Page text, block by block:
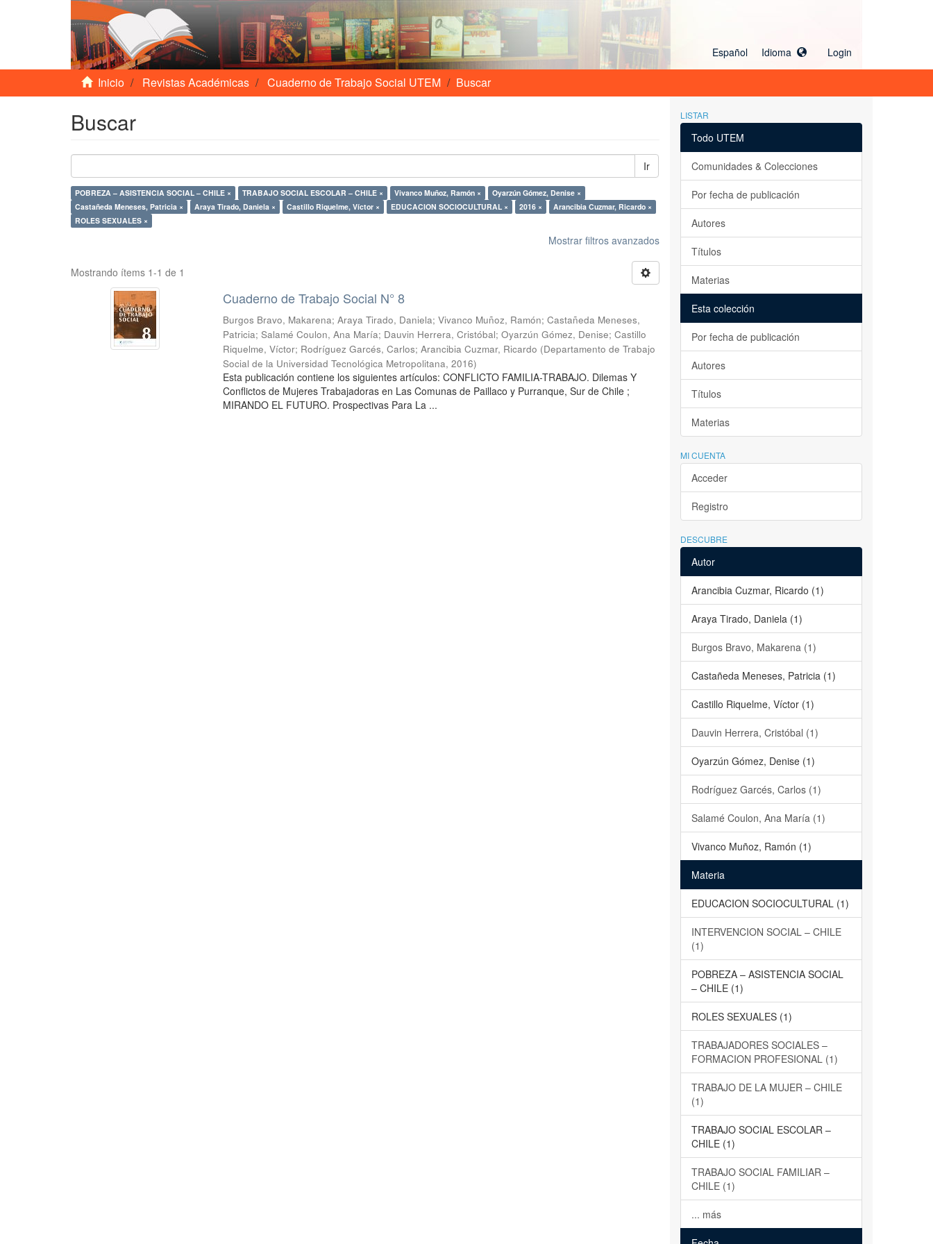
Español Idioma Login
Inicio Revistas Académicas Cuaderno de Trabajo Social UTEM Buscar
Buscar
Ir
POBREZA – ASISTENCIA SOCIAL – CHILE × TRABAJO SOCIAL ESCOLAR – CHILE × Vivanco Muñoz, Ramón ×
Oyarzún Gómez, Denise ×
Castañeda Meneses, Patricia ×
Araya Tirado, Daniela × Castillo Riquelme, Víctor × EDUCACION SOCIOCULTURAL × 2016 ×
Arancibia Cuzmar, Ricardo ×
ROLES SEXUALES ×
Mostrar filtros avanzados
Mostrando ítems 1-1 de 1
Cuaderno de Trabajo Social N° 8
Burgos Bravo, Makarena;Araya Tirado, Daniela;Vivanco Muñoz, Ramón;Castañeda Meneses,
Patricia;Salamé Coulon, Ana María; Dauvin Herrera, Cristóbal;Oyarzún Gómez, Denise;Castillo
Riquelme, Víctor; Rodríguez Garcés, Carlos;Arancibia Cuzmar, Ricardo (Departamento de Trabajo
Social de la Universidad Tecnológica Metropolitana,2016)
Esta publicación contiene los siguientes artículos: CONFLICTO FAMILIA-TRABAJO. Dilemas Y
Conflictos de Mujeres Trabajadoras en Las Comunas de Paillaco y Purranque, Sur de Chile ;
MIRANDO EL FUTURO. Prospectivas Para La ...
LISTAR
Todo UTEM
Comunidades & Colecciones
Por fecha de publicación
Autores
Títulos
Materias
Esta colección
Por fecha de publicación
Autores
Títulos
Materias
MI CUENTA
Acceder
Registro
DESCUBRE
Autor
Arancibia Cuzmar, Ricardo (1)
Araya Tirado, Daniela (1)
Burgos Bravo, Makarena (1)
Castañeda Meneses, Patricia (1)
Castillo Riquelme, Víctor (1)
Dauvin Herrera, Cristóbal (1)
Oyarzún Gómez, Denise (1)
Rodríguez Garcés, Carlos (1)
Salamé Coulon, Ana María (1)
Vivanco Muñoz, Ramón (1)
Materia
EDUCACION SOCIOCULTURAL (1)
INTERVENCION SOCIAL – CHILE
(1)
POBREZA – ASISTENCIA SOCIAL
– CHILE (1)
ROLES SEXUALES (1)
TRABAJADORES SOCIALES –
FORMACION PROFESIONAL (1)
TRABAJO DE LA MUJER – CHILE
(1)
TRABAJO SOCIAL ESCOLAR –
CHILE (1)
TRABAJO SOCIAL FAMILIAR –
CHILE (1)
... más